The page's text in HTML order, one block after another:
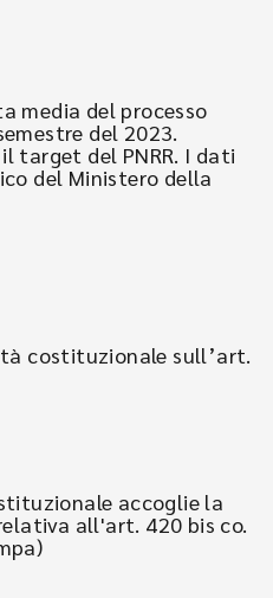
media del processo
del 2023.
target del PNRR. I dati
del Ministero della
costituzionale sull’art.
accoglie la
all'art. 420 bis co.